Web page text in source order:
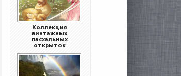
Коллекция
винтажных
пасхальных
открыток